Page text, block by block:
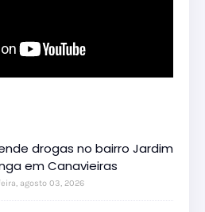
drogas no bairro Jardim
em Canavieiras
agosto 03, 2026